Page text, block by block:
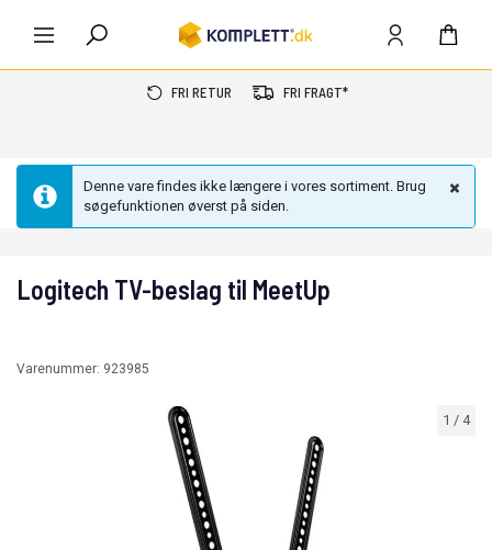
FRI RETUR FRI FRAGT*
Denne vare findes ikke længere i vores sortiment. Brug
søgefunktionen øverst på siden.
1 / 4
Logitech TV-beslag til MeetUp
Varenummer: 923985